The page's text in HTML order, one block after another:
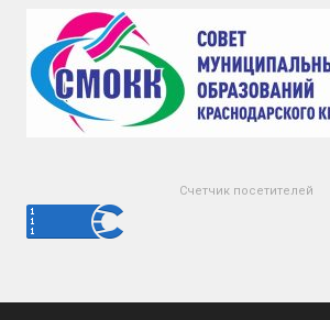
Счетчик посетителей